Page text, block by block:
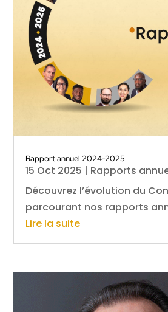
Rapport annuel 2024-2025
15 Oct 2025 | Rapports
Découvrez l’évolution du
parcourant nos rapports
Lire la suite